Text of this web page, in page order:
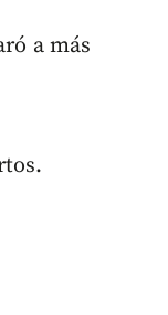
a más